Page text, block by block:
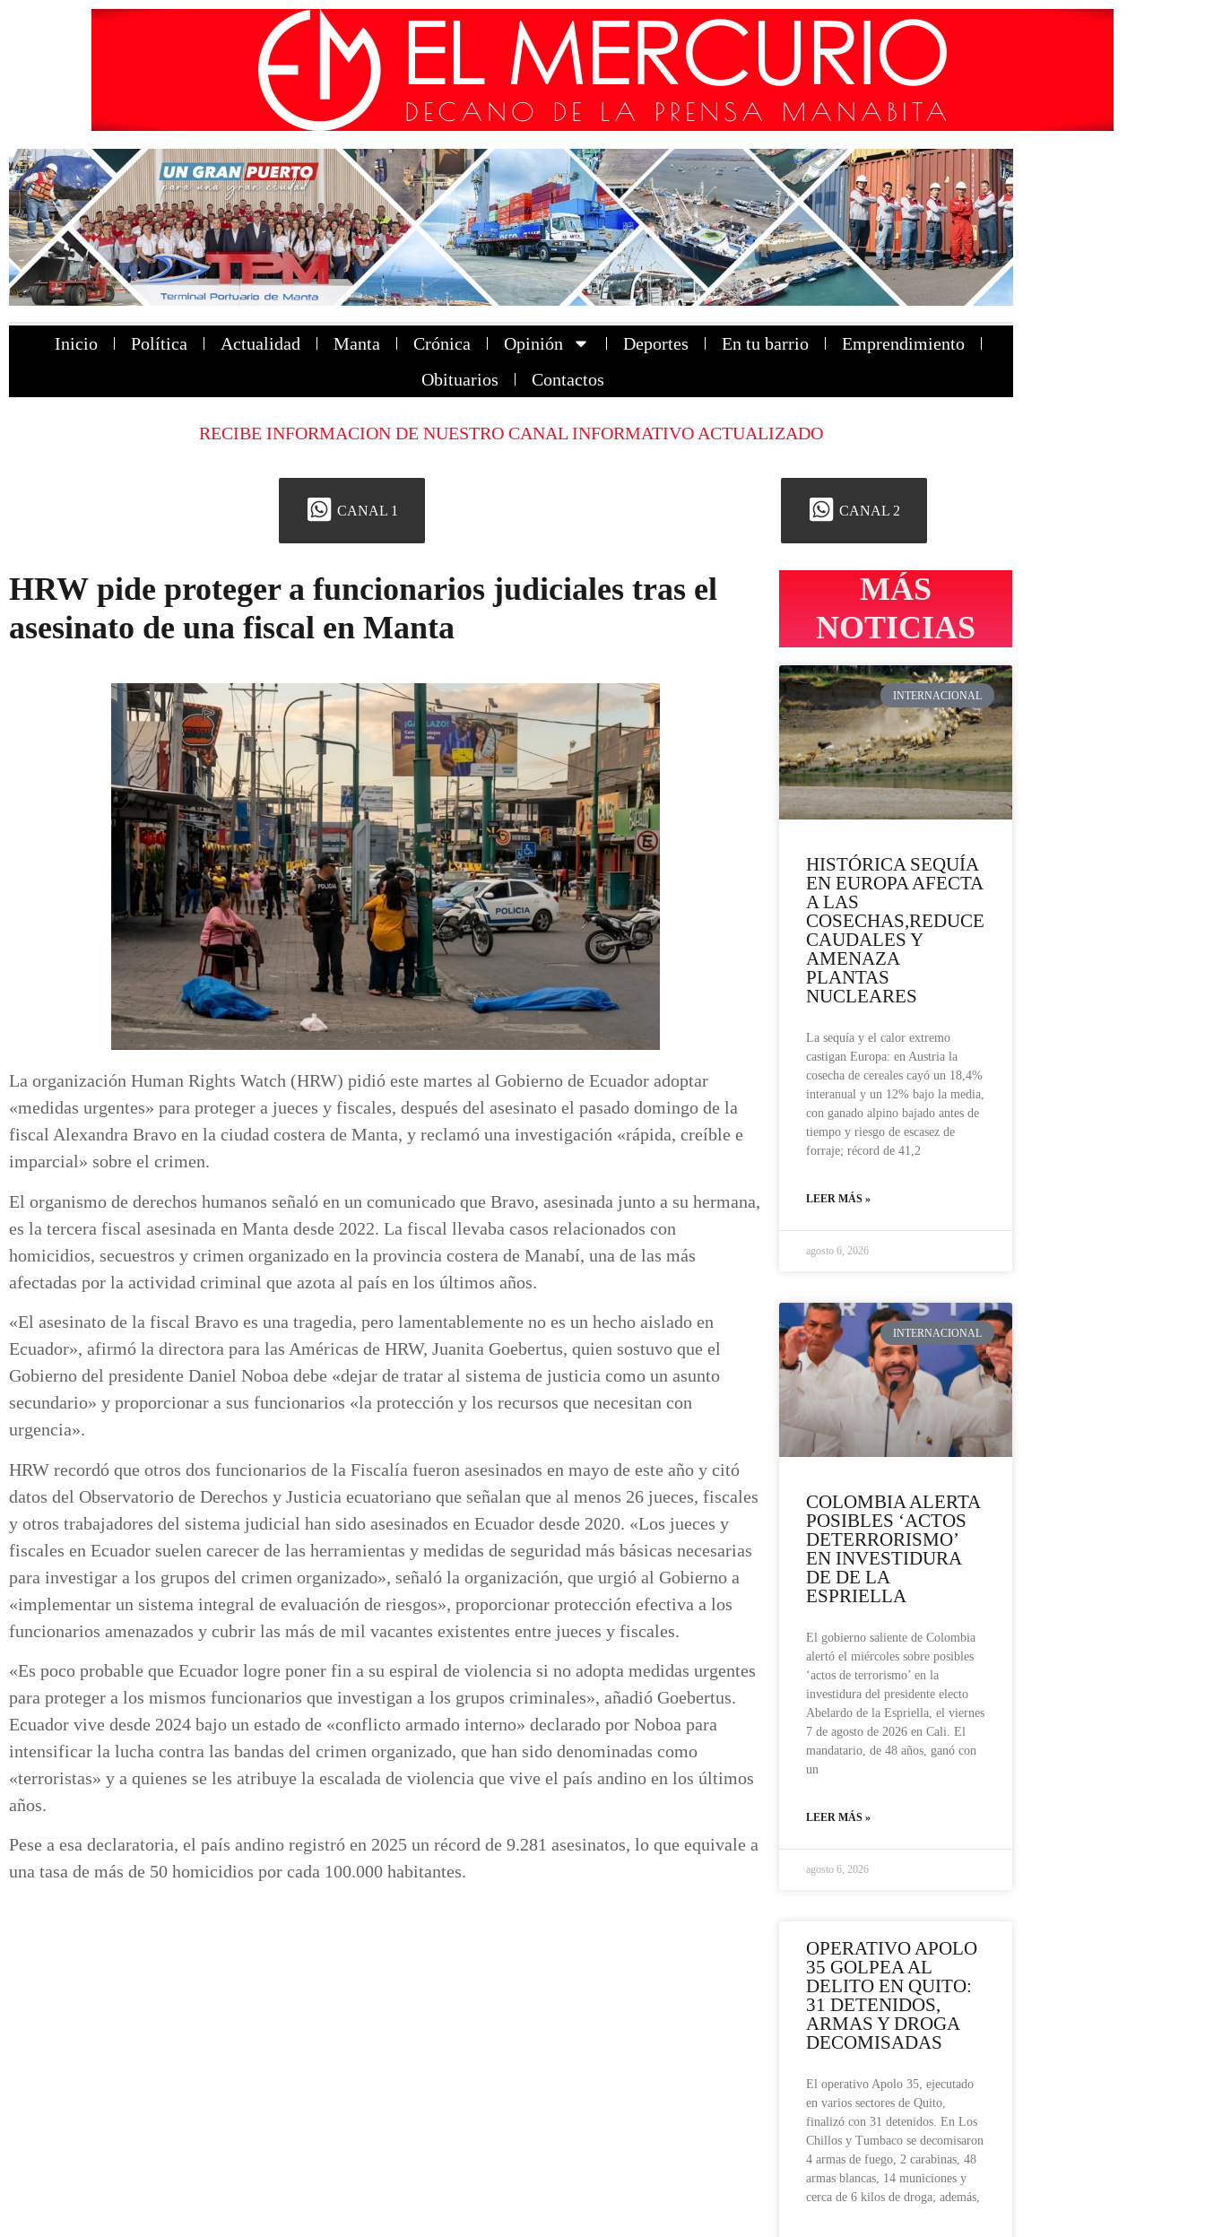
Inicio Política Actualidad Manta Crónica Opinión Deportes En tu barrio
Emprendimiento
Obituarios
Contactos
RECIBE INFORMACION DE NUESTRO CANAL INFORMATIVO ACTUALIZADO
CANAL 1 CANAL 2
HRW pide proteger a funcionarios judiciales tras el
asesinato de una fiscal en Manta
La organización Human Rights Watch (HRW) pidió este martes al Gobierno de Ecuador adoptar
«medidas urgentes» para proteger a jueces y fiscales, después del asesinato el pasado domingo de la
fiscal Alexandra Bravo en la ciudad costera de Manta, y reclamó una investigación «rápida, creíble e
imparcial» sobre el crimen.
El organismo de derechos humanos señaló en un comunicado que Bravo, asesinada junto a su hermana,
es la tercera fiscal asesinada en Manta desde 2022. La fiscal llevaba casos relacionados con
homicidios, secuestros y crimen organizado en la provincia costera de Manabí, una de las más
afectadas por la actividad criminal que azota al país en los últimos años.
«El asesinato de la fiscal Bravo es una tragedia, pero lamentablemente no es un hecho aislado en
Ecuador», afirmó la directora para las Américas de HRW, Juanita Goebertus, quien sostuvo que el
Gobierno del presidente Daniel Noboa debe «dejar de tratar al sistema de justicia como un asunto
secundario» y proporcionar a sus funcionarios «la protección y los recursos que necesitan con
urgencia».
HRW recordó que otros dos funcionarios de la Fiscalía fueron asesinados en mayo de este año y citó
datos del Observatorio de Derechos y Justicia ecuatoriano que señalan que al menos 26 jueces, fiscales
y otros trabajadores del sistema judicial han sido asesinados en Ecuador desde 2020. «Los jueces y
fiscales en Ecuador suelen carecer de las herramientas y medidas de seguridad más básicas necesarias
para investigar a los grupos del crimen organizado», señaló la organización, que urgió al Gobierno a
«implementar un sistema integral de evaluación de riesgos», proporcionar protección efectiva a los
funcionarios amenazados y cubrir las más de mil vacantes existentes entre jueces y fiscales.
«Es poco probable que Ecuador logre poner fin a su espiral de violencia si no adopta medidas urgentes
para proteger a los mismos funcionarios que investigan a los grupos criminales», añadió Goebertus.
Ecuador vive desde 2024 bajo un estado de «conflicto armado interno» declarado por Noboa para
intensificar la lucha contra las bandas del crimen organizado, que han sido denominadas como
«terroristas» y a quienes se les atribuye la escalada de violencia que vive el país andino en los últimos
años.
Pese a esa declaratoria, el país andino registró en 2025 un récord de 9.281 asesinatos, lo que equivale a
una tasa de más de 50 homicidios por cada 100.000 habitantes.
MÁS
NOTICIAS
INTERNACIONAL
HISTÓRICA SEQUÍA
EN EUROPA AFECTA
A LAS
COSECHAS,REDUCE
CAUDALES Y
AMENAZA
PLANTAS
NUCLEARES
La sequía y el calor extremo
castigan Europa: en Austria la
cosecha de cereales cayó un 18,4%
interanual y un 12% bajo la media,
con ganado alpino bajado antes de
tiempo y riesgo de escasez de
forraje; récord de 41,2
LEER MÁS »
agosto 6, 2026
INTERNACIONAL
COLOMBIA ALERTA
POSIBLES ‘ACTOS
DETERRORISMO’
EN INVESTIDURA
DE DE LA
ESPRIELLA
El gobierno saliente de Colombia
alertó el miércoles sobre posibles
‘actos de terrorismo’ en la
investidura del presidente electo
Abelardo de la Espriella, el viernes
7 de agosto de 2026 en Cali. El
mandatario, de 48 años, ganó con
un
LEER MÁS »
agosto 6, 2026
OPERATIVO APOLO
35 GOLPEA AL
DELITO EN QUITO:
31 DETENIDOS,
ARMAS Y DROGA
DECOMISADAS
El operativo Apolo 35, ejecutado
en varios sectores de Quito,
finalizó con 31 detenidos. En Los
Chillos y Tumbaco se decomisaron
4 armas de fuego, 2 carabinas, 48
armas blancas, 14 municiones y
cerca de 6 kilos de droga; además,